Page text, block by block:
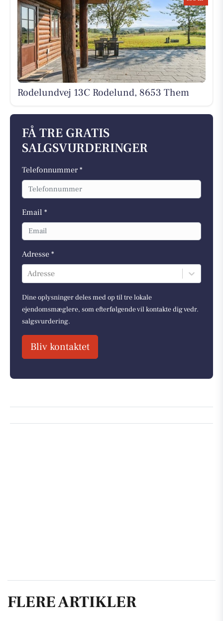
Rodelundvej 13C Rodelund, 8653 Them
FÅ TRE GRATIS
SALGSVURDERINGER
Telefonnummer *
Email *
Adresse *
Adresse
Dine oplysninger deles med op til tre lokale
ejendomsmæglere, som efterfølgende vil kontakte dig vedr.
salgsvurdering.
Bliv kontaktet
FLERE ARTIKLER